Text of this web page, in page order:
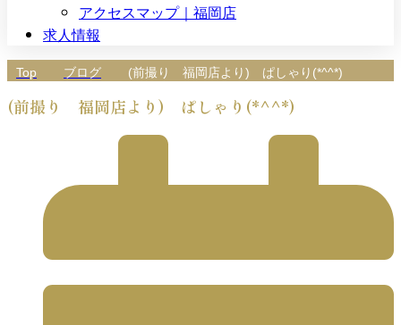
アクセスマップ｜福岡店
求人情報
Top ブログ (前撮り 福岡店より) ぱしゃり(*^^*)
(前撮り 福岡店より) ぱしゃり(*^^*)